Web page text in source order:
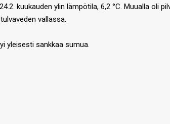
kuukauden ylin lämpötila, 6,2 °C. Muualla oli
vallassa.
yleisesti sankkaa sumua.